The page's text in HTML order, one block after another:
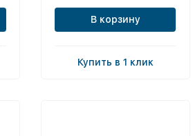
В корзину
Купить в 1 клик